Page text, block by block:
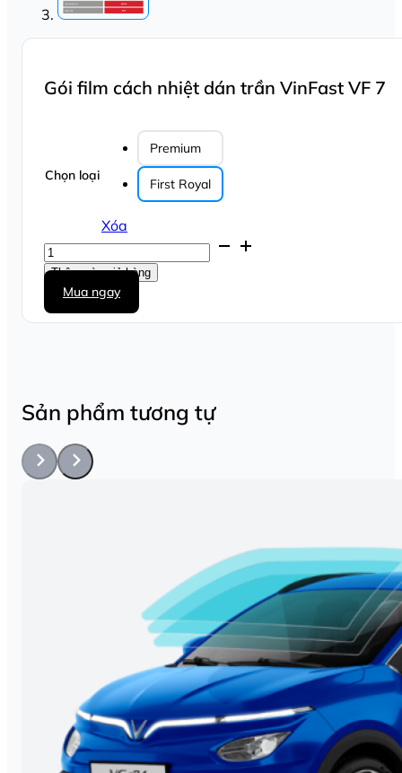
Gói film cách nhiệt dán trần VinFast VF 7
Chọn loại
Premium
First Royal
Xóa
Gói
film
cách
nhiệt
dán
số
lượng
Thêm vào giỏ hàng
Mua ngay
Sản phẩm tương tự